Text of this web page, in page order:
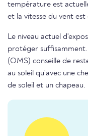
température est
et la vitesse du vent est
Le niveau actuel
protéger
(OMS) conseille de
au soleil qu'avec une
de soleil et un chapeau.